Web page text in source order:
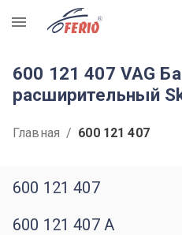
R
600 121 407 VAG
расширительный
Главная / 600 121 407
600 121 407
600 121 407 A